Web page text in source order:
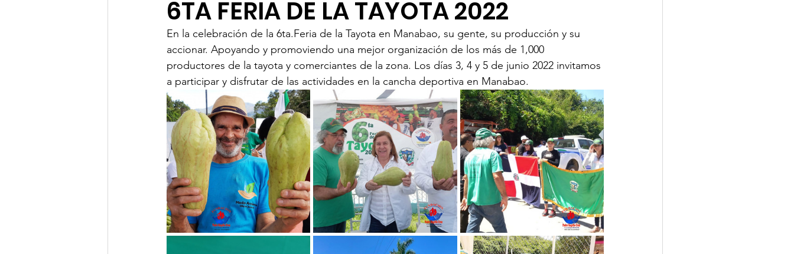
6TA FERIA DE LA TAYOTA 2022
En la celebración de la 6ta.Feria de la Tayota en Manabao, su gente, su producción y su
accionar. Apoyando y promoviendo una mejor organización de los más de 1,000
productores de la tayota y comerciantes de la zona. Los días 3, 4 y 5 de junio 2022 invitamos
a participar y disfrutar de las actividades en la cancha deportiva en Manabao.